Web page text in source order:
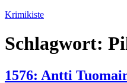
Zum
springen
Krimikiste
Schlagwort:
1576: Antti